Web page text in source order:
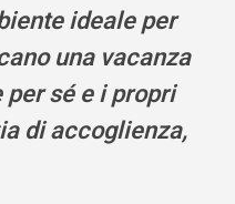
ideale per
una vacanza
sé e i propri
di accoglienza,